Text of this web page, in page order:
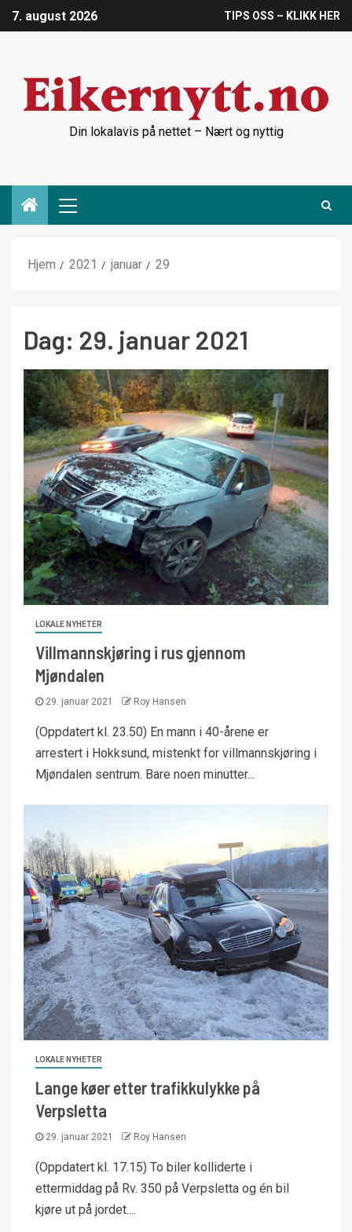
7. august 2026 TIPS OSS – KLIKK HER
Din lokalavis på nettet – Nært og nyttig
Hjem 2021 januar 29
Dag: 29. januar 2021
LOKALE NYHETER
Villmannskjøring i rus gjennom
Mjøndalen
29. januar 2021 Roy Hansen
(Oppdatert kl. 23.50) En mann i 40-årene er
arrestert i Hokksund, mistenkt for villmannskjøring i
Mjøndalen sentrum. Bare noen minutter...
LOKALE NYHETER
Lange køer etter trafikkulykke på
Verpsletta
29. januar 2021 Roy Hansen
(Oppdatert kl. 17.15) To biler kolliderte i
ettermiddag på Rv. 350 på Verpsletta og én bil
kjøre ut på jordet....